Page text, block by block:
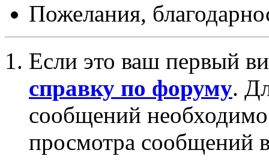
Пожелания,
Если это ваш первый
справку по форуму.
сообщений
просмотра сообщений